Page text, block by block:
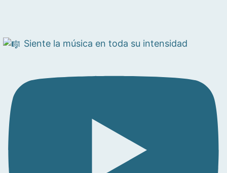
Siente la música en toda su intensidad